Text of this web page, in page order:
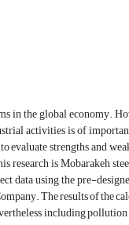
in the global economy.
activities is of
strengths and
research is Mobarakeh
data using the pre-
The results of the
including